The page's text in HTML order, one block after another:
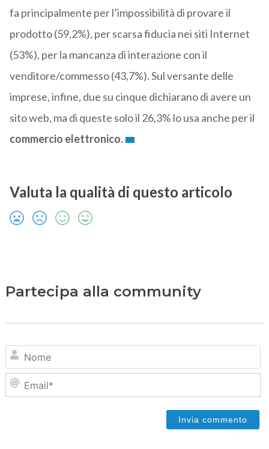
fa principalmente per l’impossibilità di provare il
prodotto (59,2%), per scarsa fiducia nei siti Internet
(53%), per la mancanza di interazione con il
venditore/commesso (43,7%). Sul versante delle
imprese, infine, due su cinque dichiarano di avere un
sito web, ma di queste solo il 26,3% lo usa anche per il
commercio elettronico.
Valuta la qualità di questo articolo
Partecipa alla community